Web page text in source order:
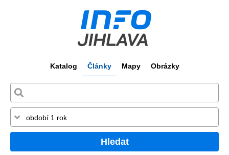
Katalog Články Mapy Obrázky
Hledat